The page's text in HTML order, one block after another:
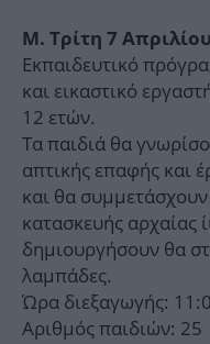
Μ. Τρίτη 7 Απριλίου
Εκπαιδευτικό
και εικαστικό
12 ετών.
Τα παιδιά θα
απτικής επαφής και
και θα συμμετάσχουν
κατασκευής αρχαίας
δημιουργήσουν θα
λαμπάδες.
Ώρα διεξαγωγής:
Αριθμός παιδιών: 25